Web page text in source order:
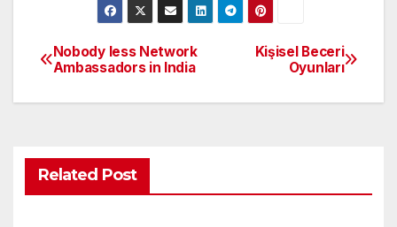
Kişisel Beceri
Oyunları
Nobody less Network
Ambassadors in India
Related Post